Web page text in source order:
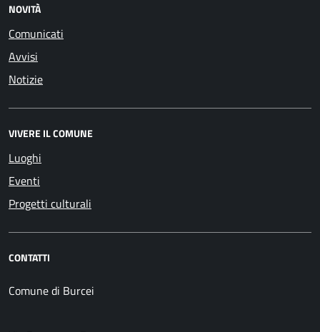
NOVITÀ
Comunicati
Avvisi
Notizie
VIVERE IL COMUNE
Luoghi
Eventi
Progetti culturali
CONTATTI
Comune di Burcei